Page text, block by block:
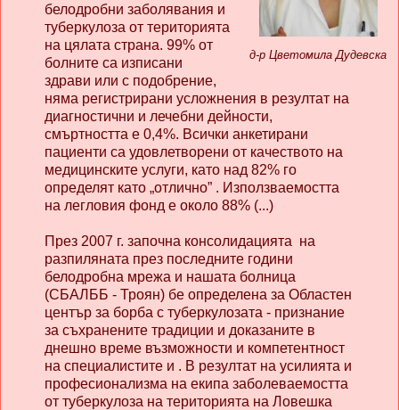
д-р Цветомила Дудевска
белодробни заболявания и
туберкулоза от територията
на цялата страна. 99% от
болните са изписани
здрави или с подобрение,
няма регистрирани усложнения в резултат на
диагностични и лечебни дейности,
смъртността е 0,4%. Всички анкетирани
пациенти са удовлетворени от качеството на
медицинските услуги, като над 82% го
определят като „отлично” . Използваемостта
на легловия фонд е около 88% (...)
През 2007 г. започна консолидацията на
разпиляната през последните години
белодробна мрежа и нашата болница
(СБАЛББ - Троян) бе определена за Областен
център за борба с туберкулозата - признание
за съхранените традиции и доказаните в
днешно време възможности и компетентност
на специалистите и . В резултат на усилията и
професионализма на екипа заболеваемостта
от туберкулоза на територията на Ловешка